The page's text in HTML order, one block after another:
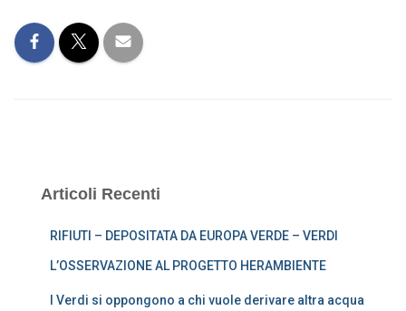
Articoli Recenti
RIFIUTI – DEPOSITATA DA EUROPA VERDE – VERDI
L’OSSERVAZIONE AL PROGETTO HERAMBIENTE
I Verdi si oppongono a chi vuole derivare altra acqua